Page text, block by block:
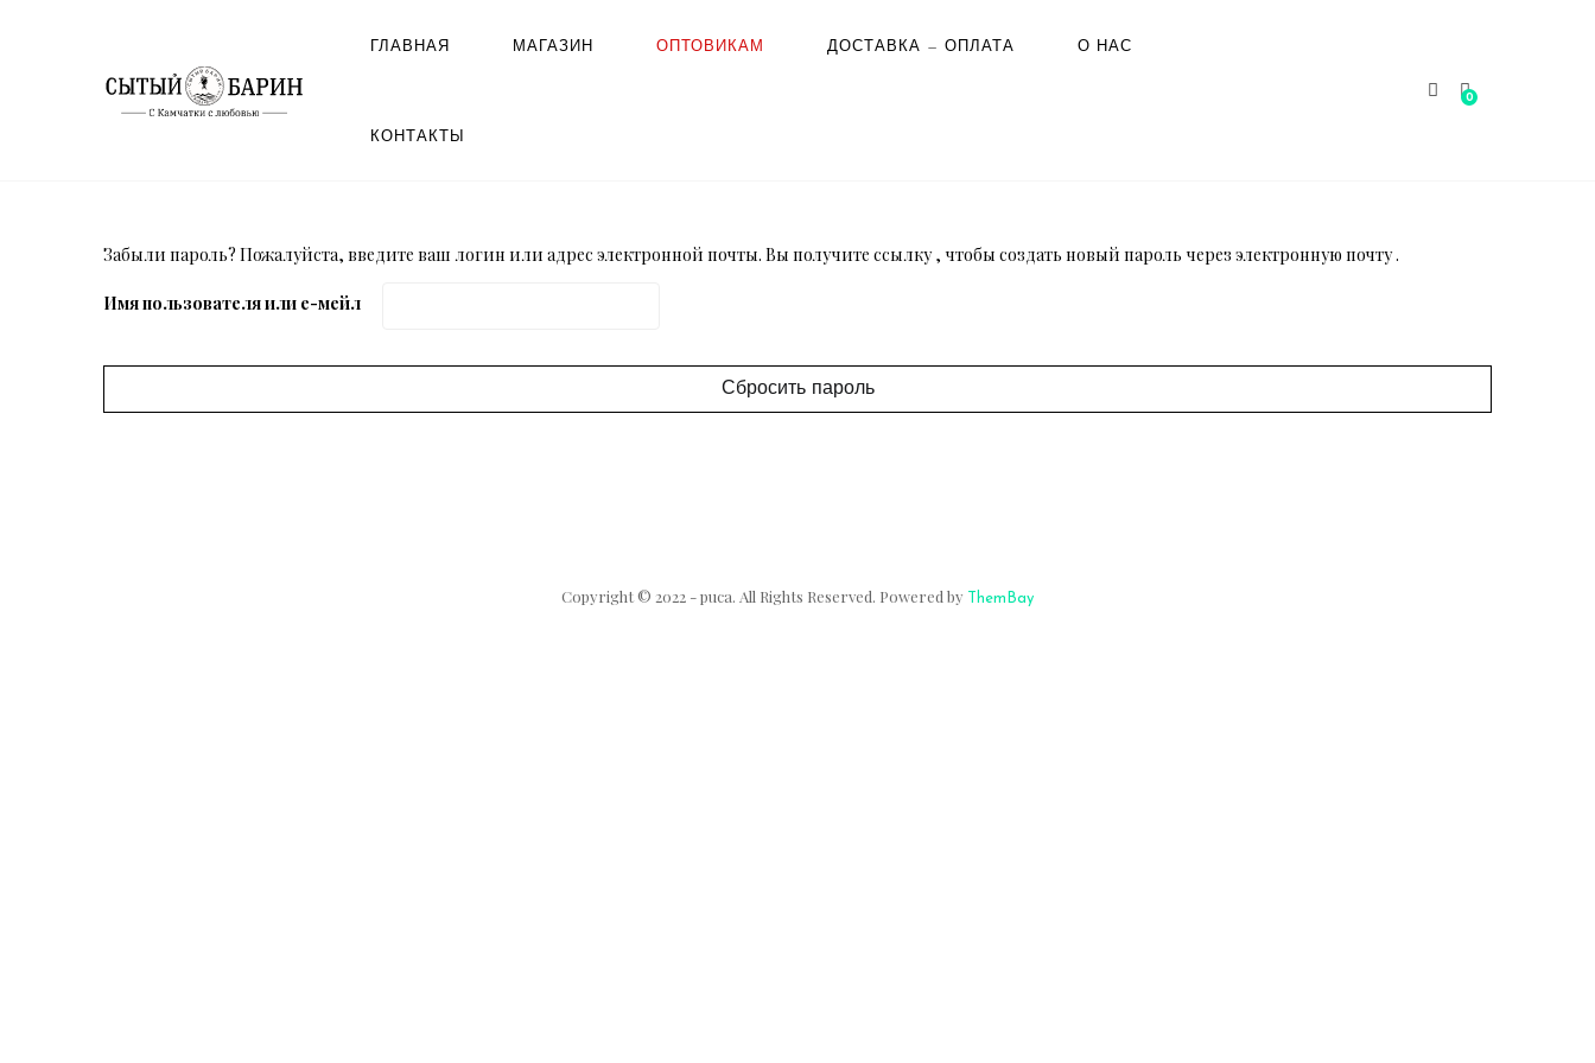
ГЛАВНАЯ МАГАЗИН ОПТОВИКАМ ДОСТАВКА — ОПЛАТА О НАС
КОНТАКТЫ
0
Забыли пароль? Пожалуйста, введите ваш логин или адрес электронной почты. Вы получите ссылку , чтобы создать новый пароль через электронную почту .
Имя пользователя или е-мейл
Copyright © 2022 - puca. All Rights Reserved. Powered by ThemBay